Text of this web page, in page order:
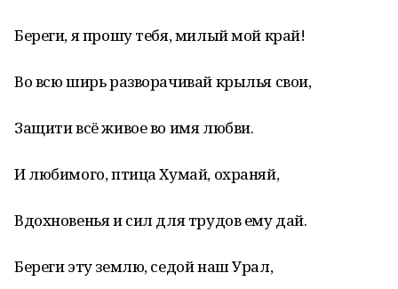
Береги, я прошу тебя, милый мой край!
Во всю ширь разворачивай крылья свои,
Защити всё живое во имя любви.
И любимого, птица Хумай, охраняй,
Вдохновенья и сил для трудов ему дай.
Береги эту землю, седой наш Урал,